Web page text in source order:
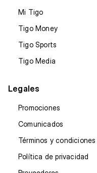
Mi Tigo
Tigo Money
Tigo Sports
Tigo Media
Legales
Promociones
Comunicados
Términos y condiciones
Política de privacidad